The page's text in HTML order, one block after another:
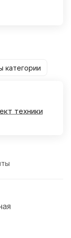
категории
техники